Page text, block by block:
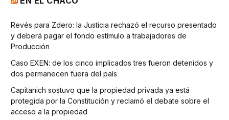
Revés para Zdero: la Justicia rechazó el recurso presentado
y deberá pagar el fondo estímulo a trabajadores de
Producción
Caso EXEN: de los cinco implicados tres fueron detenidos y
dos permanecen fuera del país
Capitanich sostuvo que la propiedad privada ya está
protegida por la Constitución y reclamó el debate sobre el
acceso a la propiedad